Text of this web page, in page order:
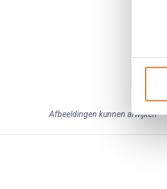
Afbeeldingen kunnen afwijken